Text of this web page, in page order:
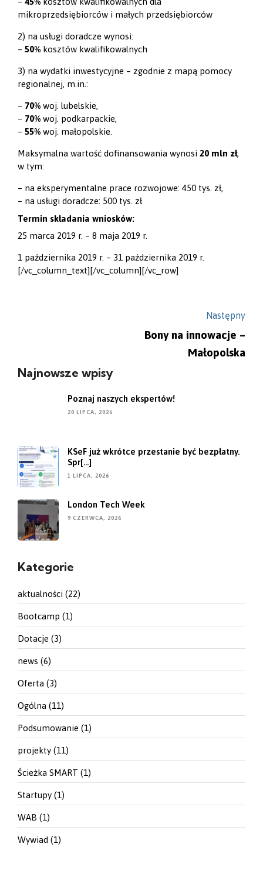
mikroprzedsiębiorców i małych przedsiębiorców
2) na usługi doradcze wynosi:
– 50% kosztów kwalifikowalnych
3) na wydatki inwestycyjne – zgodnie z mapą pomocy
regionalnej, m.in.:
– 70% woj. lubelskie,
– 70% woj. podkarpackie,
– 55% woj. małopolskie.
Maksymalna wartość dofinansowania wynosi 20 mln zł,
w tym:
– na eksperymentalne prace rozwojowe: 450 tys. zł,
– na usługi doradcze: 500 tys. zł
Termin składania wniosków:
25 marca 2019 r. – 8 maja 2019 r.
1 października 2019 r. – 31 października 2019 r.
[/vc_column_text][/vc_column][/vc_row]
Następny
Bony na innowacje –
Małopolska
Najnowsze wpisy
Poznaj naszych ekspertów!
20 LIPCA, 2026
KSeF już wkrótce przestanie być bezpłatny.
Spr[...]
1 LIPCA, 2026
London Tech Week
9 CZERWCA, 2026
Kategorie
aktualności (22)
Bootcamp (1)
Dotacje (3)
news (6)
Oferta (3)
Ogólna (11)
Podsumowanie (1)
projekty (11)
Ścieżka SMART (1)
Startupy (1)
WAB (1)
Wywiad (1)